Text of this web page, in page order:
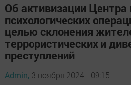
Об активизации
психологических
целью склонения
террористических и
преступлений
Admin, 3 ноября 2024 - 09:15